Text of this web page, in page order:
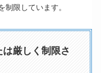
制限しています。
厳しく制限さ